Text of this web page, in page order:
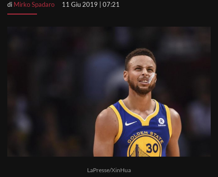
di Mirko Spadaro 11 Giu 2019 | 07:21
LaPresse/XinHua